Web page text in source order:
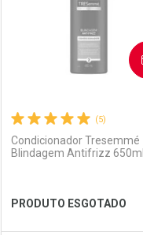
Ver Desconto Convênio
(5)
Condicionador Tresemmé
Blindagem Antifrizz 650ml
PRODUTO ESGOTADO
AVISE-ME